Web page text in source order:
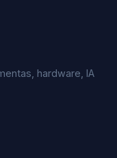
hardware, IA